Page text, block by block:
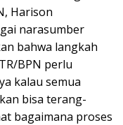
Harison
narasumber
bahwa langkah
BPN perlu
kalau semua
bisa terang-
bagaimana proses